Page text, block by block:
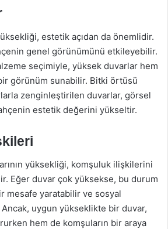
estetik açıdan da önemlidir.
genel görünümünü etkileyebilir.
seçimiyle, yüksek duvarlar hem
görünüm sunabilir. Bitki örtüsü
zenginleştirilen duvarlar, görsel
estetik değerini yükseltir.
yüksekliği, komşuluk ilişkilerini
Eğer duvar çok yüksekse, bu durum
mesafe yaratabilir ve sosyal
uygun yükseklikte bir duvar,
hem de komşuların bir araya